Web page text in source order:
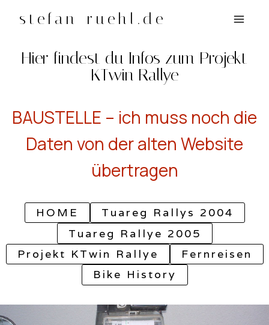
Inhaltstefan-ruehl.de
Hier findest du Infos zum Projekt
KTwin Rallye
BAUSTELLE – ich muss noch die
Daten von der alten Website
übertragen
HOME
Tuareg Rallys 2004
Tuareg Rallye 2005
Projekt KTwin Rallye
Fernreisen
Bike History